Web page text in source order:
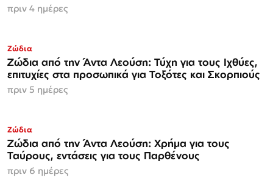
πριν 4 ημέρες
Ζώδια
Ζώδια από την Άντα Λεούση: Τύχη για τους Ιχθύες,
επιτυχίες στα προσωπικά για Τοξότες και Σκορπιούς
πριν 5 ημέρες
Ζώδια
Ζώδια από την Άντα Λεούση: Χρήμα για τους
Ταύρους, εντάσεις για τους Παρθένους
πριν 6 ημέρες